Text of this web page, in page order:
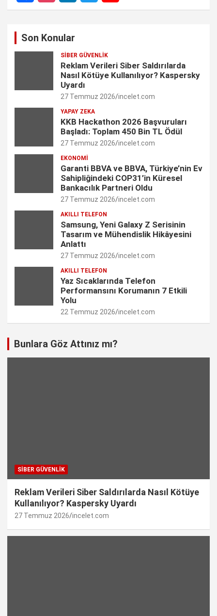
F
I
L
k
e
d
n
T
t
t
e
r
Y
T
u
b
C
a
n
n
e
l
Son Konular
SIBER GÜVENLIK
Reklam Verileri Siber Saldırılarda
Nasıl Kötüye Kullanılıyor? Kaspersky
Uyardı
27 Temmuz 2026 incelet.com
YAPAY ZEKA
KKB Hackathon 2026 Başvuruları
Başladı: Toplam 450 Bin TL Ödül
27 Temmuz 2026 incelet.com
EKONOMI
Garanti BBVA ve BBVA, Türkiye’nin Ev
Sahipliğindeki COP31’in Küresel
Bankacılık Partneri Oldu
27 Temmuz 2026 incelet.com
AKILLI TELEFON
Samsung, Yeni Galaxy Z Serisinin
Tasarım ve Mühendislik Hikâyesini
Anlattı
27 Temmuz 2026 incelet.com
AKILLI TELEFON
Yaz Sıcaklarında Telefon
Performansını Korumanın 7 Etkili
Yolu
22 Temmuz 2026 incelet.com
Bunlara Göz Attınız mı?
SIBER GÜVENLIK
Reklam Verileri Siber Saldırılarda Nasıl Kötüye
Kullanılıyor? Kaspersky Uyardı
27 Temmuz 2026 incelet.com